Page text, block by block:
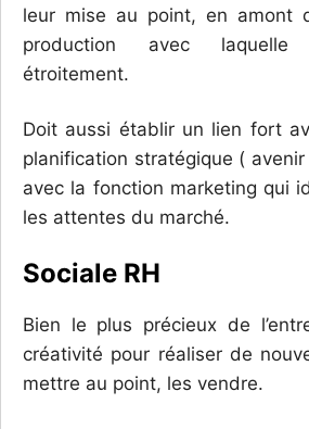
leur mise au point, en amont
production avec
étroitement.
Doit aussi établir un lien fort
planification stratégique ( avenir
avec la fonction marketing qui
les attentes du marché.
Sociale RH
Bien le plus précieux de
créativité pour réaliser de
mettre au point, les vendre.